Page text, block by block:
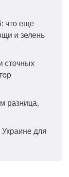
что еще
и зелень
сточных
разница,
для